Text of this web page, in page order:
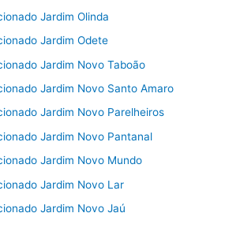
Jardim Olinda
Jardim Odete
Jardim Novo Taboão
Jardim Novo Santo Amaro
Jardim Novo Parelheiros
Jardim Novo Pantanal
Jardim Novo Mundo
Jardim Novo Lar
Jardim Novo Jaú